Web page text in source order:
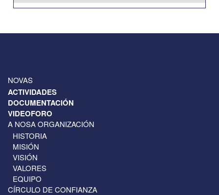
NOVAS
ACTIVIDADES
DOCUMENTACIÓN
VIDEOFORO
A NOSA ORGANIZACIÓN
HISTORIA
MISIÓN
VISIÓN
VALORES
EQUIPO
CÍRCULO DE CONFIANZA